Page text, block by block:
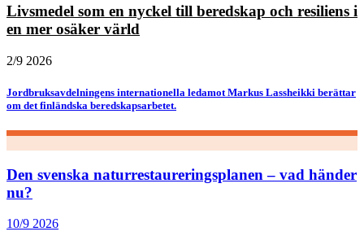
Livsmedel som en nyckel till beredskap och resiliens i
en mer osäker värld
2/9 2026
Jordbruksavdelningens internationella ledamot Markus Lassheikki berättar
om det finländska beredskapsarbetet.
Den svenska naturrestaureringsplanen – vad händer
nu?
10/9 2026